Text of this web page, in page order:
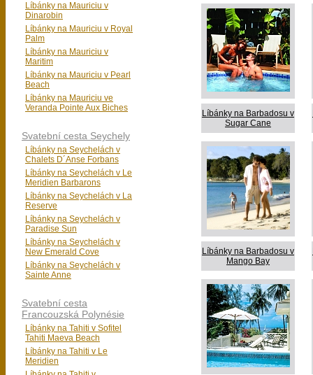
Líbánky na Barbadosu v
Sugar Cane
Líbánky na Barbadosu v
Mango Bay
Líbánky na Mauriciu v
Dinarobin
Líbánky na Mauriciu v Royal
Palm
Líbánky na Mauriciu v
Maritim
Líbánky na Mauriciu v Pearl
Beach
Líbánky na Mauriciu ve
Veranda Pointe Aux Biches
Svatební cesta Seychely
Líbánky na Seychelách v
Chalets D´Anse Forbans
Líbánky na Seychelách v Le
Meridien Barbarons
Líbánky na Seychelách v La
Reserve
Líbánky na Seychelách v
Paradise Sun
Líbánky na Seychelách v
New Emerald Cove
Líbánky na Seychelách v
Sainte Anne
Svatební cesta
Francouzská Polynésie
Líbánky na Tahiti v Sofitel
Tahiti Maeva Beach
Líbánky na Tahiti v Le
Meridien